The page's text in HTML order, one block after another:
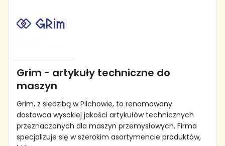
Grim - artykuły techniczne do
maszyn
Grim, z siedzibą w Pilchowie, to renomowany
dostawca wysokiej jakości artykułów technicznych
przeznaczonych dla maszyn przemysłowych. Firma
specjalizuje się w szerokim asortymencie produktów,